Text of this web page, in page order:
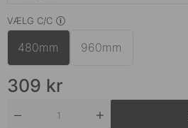
Vulkanrød
Grå
Mat Hvid
VÆLG C/C
480mm 960mm
309 kr